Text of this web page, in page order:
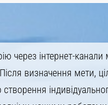
через інтернет-канали
визначення мети,